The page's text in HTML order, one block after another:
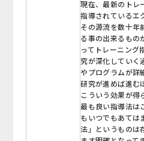
現在、最新のトレ
指導されているエ
その源流を数十年
る事の出来るもの
ってトレーニング
究が深化していく
やプログラムが詳
研究が進めば進む
こういう効果が得
最も良い指導法は
もいつでもあては
法」というものは